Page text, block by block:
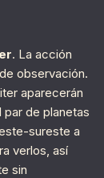
. La acción
observación.
aparecerán
de planetas
sureste a
verlos, así
sin